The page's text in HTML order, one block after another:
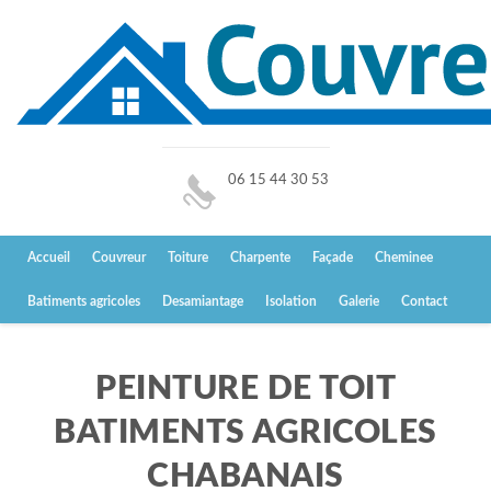
06 15 44 30 53
Accueil Couvreur Toiture Charpente Façade Cheminee
Batiments agricoles Desamiantage Isolation Galerie Contact
PEINTURE DE TOIT
BATIMENTS AGRICOLES
CHABANAIS